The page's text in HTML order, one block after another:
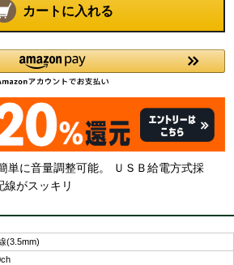
カートに入れる
単に音量調整可能。 ＵＳＢ給電方式採
線がスッキリ
(3.5mm)